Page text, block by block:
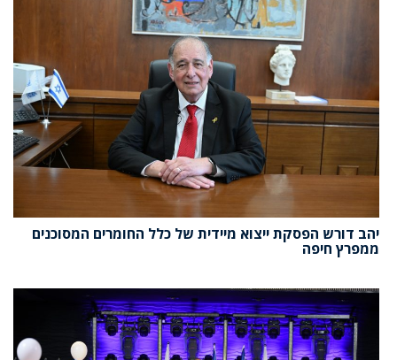
יהב דורש הפסקת ייצוא מיידית של כלל החומרים המסוכנים
ממפרץ חיפה